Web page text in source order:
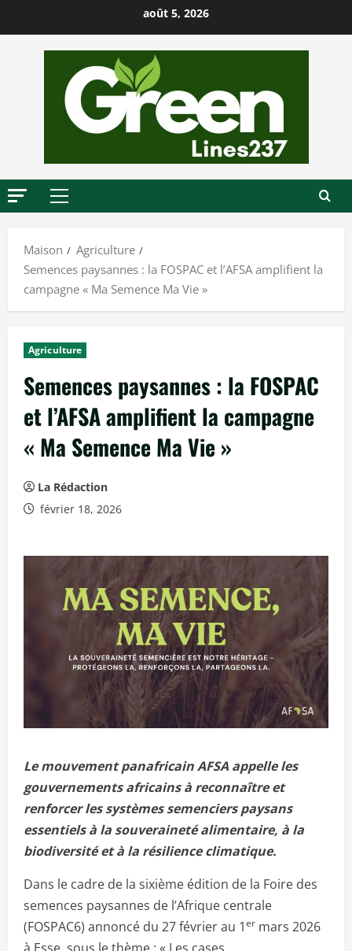
a
c
août 5, 2026
M
n
c
i
p
a
l
Maison
Agriculture
Semences paysannes : la FOSPAC et l’AFSA amplifient la
campagne « Ma Semence Ma Vie »
Agriculture
Semences paysannes : la FOSPAC
et l’AFSA amplifient la campagne
« Ma Semence Ma Vie »
La Rédaction
février 18, 2026
Le mouvement panafricain AFSA appelle les
gouvernements africains à reconnaître et
renforcer les systèmes semenciers paysans
essentiels à la souveraineté alimentaire, à la
biodiversité et à la résilience climatique.
Dans le cadre de la sixième édition de la Foire des
semences paysannes de l’Afrique centrale
(FOSPAC6) annoncé du 27 février au 1er mars 2026
à Esse, sous le thème : « Les cases